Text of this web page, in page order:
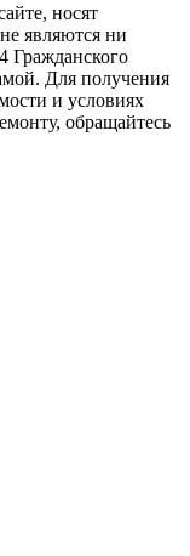
носят
являются ни
Гражданского
Для получения
и условиях
обращайтесь